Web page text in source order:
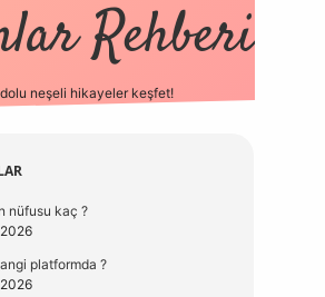
Rehberi
neşeli hikayeler keşfet!
nüfusu kaç ?
platformda ?